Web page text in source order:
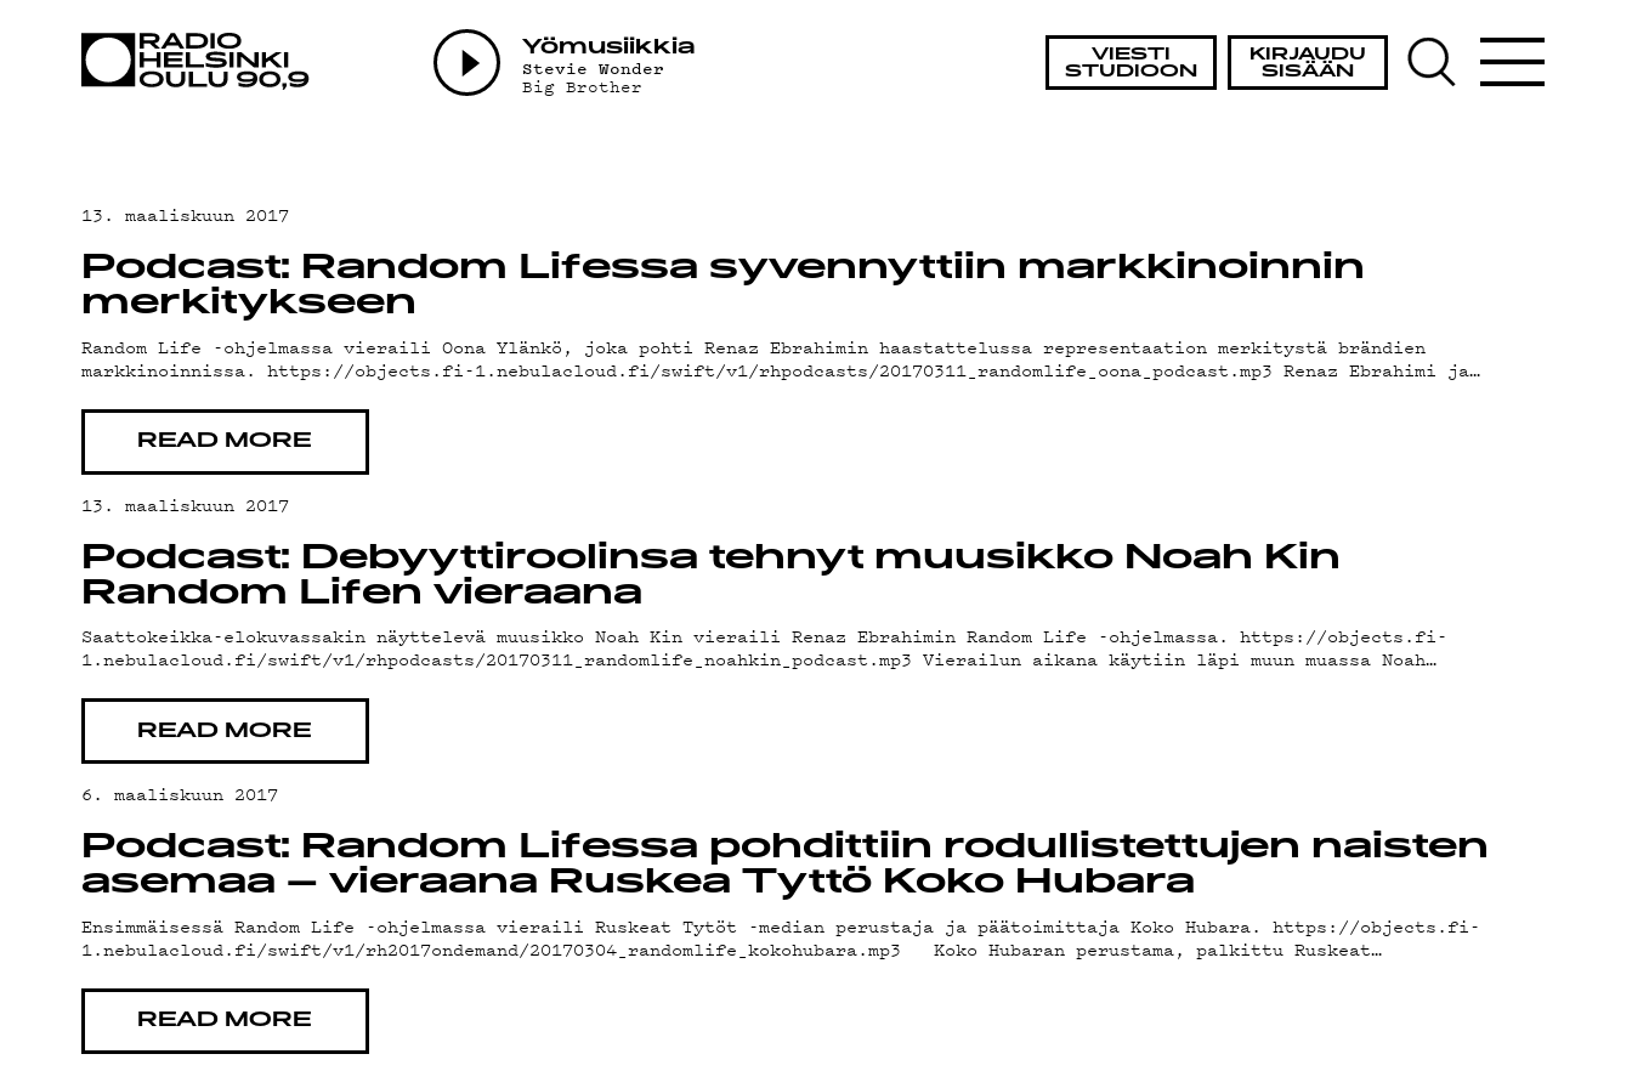
VIESTI
STUDIOON
KIRJAUDU
SISÄÄN
Yö­mu­siik­kia
Stevie Wonder
Big Brother
AJANKOHTAISTA
TEKIJÄT
ON-DEMAND
PODCAST
MAINOSTA
YHTEYSTIEDOT
G LIVELAB
YSTÄVÄKLUBI
TIETOSUOJA
13. maaliskuun 2017
Podcast: Random Lifessa syvennyttiin markkinoinnin
merkitykseen
Random Life -ohjelmassa vieraili Oona Ylänkö, joka pohti Renaz Ebrahimin haastattelussa representaation merkitystä brändien
markkinoinnissa. https://objects.fi-1.nebulacloud.fi/swift/v1/rhpodcasts/20170311_randomlife_oona_podcast.mp3 Renaz Ebrahimi ja…
READ MORE
13. maaliskuun 2017
Podcast: Debyyttiroolinsa tehnyt muusikko Noah Kin
Random Lifen vieraana
Saattokeikka-elokuvassakin näyttelevä muusikko Noah Kin vieraili Renaz Ebrahimin Random Life -ohjelmassa. https://objects.fi-
1.nebulacloud.fi/swift/v1/rhpodcasts/20170311_randomlife_noahkin_podcast.mp3 Vierailun aikana käytiin läpi muun muassa Noah…
READ MORE
6. maaliskuun 2017
Podcast: Random Lifessa pohdittiin rodullistettujen naisten
asemaa – vieraana Ruskea Tyttö Koko Hubara
Ensimmäisessä Random Life -ohjelmassa vieraili Ruskeat Tytöt -median perustaja ja päätoimittaja Koko Hubara. https://objects.fi-
1.nebulacloud.fi/swift/v1/rh2017ondemand/20170304_randomlife_kokohubara.mp3 Koko Hubaran perustama, palkittu Ruskeat…
READ MORE